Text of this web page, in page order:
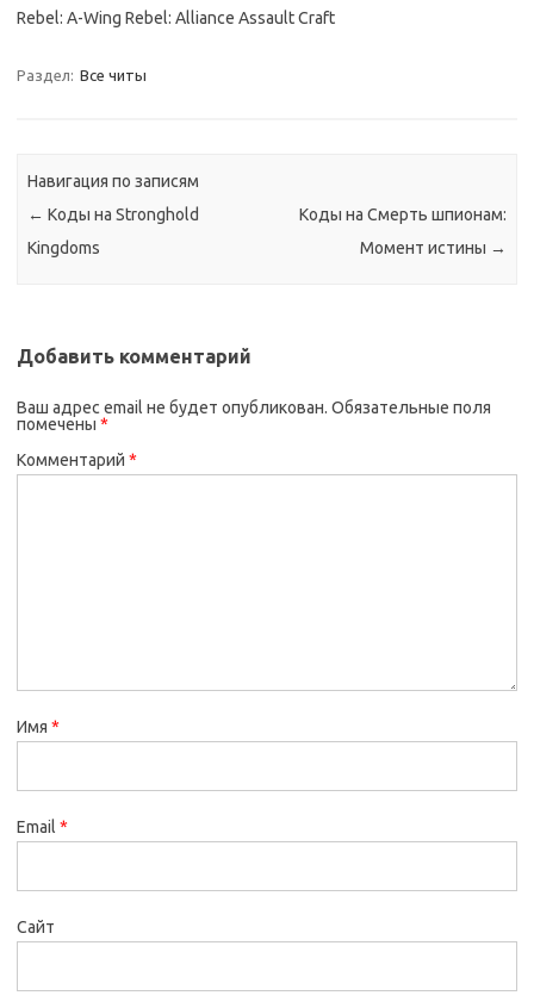
Rebel: A-Wing Rebel: Alliance Assault Craft
Раздел: Все читы
Навигация по записям
← Коды на Stronghold
Kingdoms
Коды на Смерть шпионам:
Момент истины →
Добавить комментарий
Ваш адрес email не будет опубликован. Обязательные поля
помечены *
Комментарий *
Имя *
Email *
Сайт